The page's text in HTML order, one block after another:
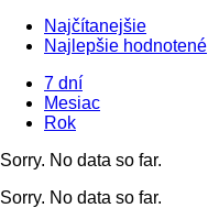
Najčítanejšie
Najlepšie hodnotené
7 dní
Mesiac
Rok
Sorry. No data so far.
Sorry. No data so far.